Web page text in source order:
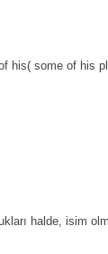
his( some of his
halde, isim